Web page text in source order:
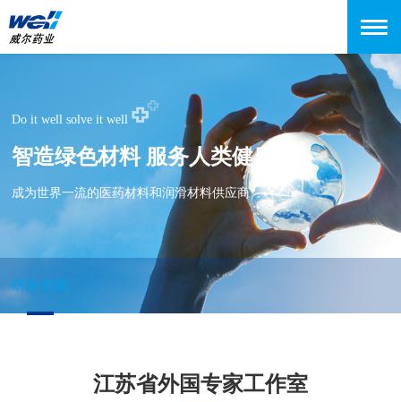
Do it well solve it well
智造绿色材料 服务人类健康
成为世界一流的医药材料和润滑材料供应商
研发创新
江苏省外国专家工作室